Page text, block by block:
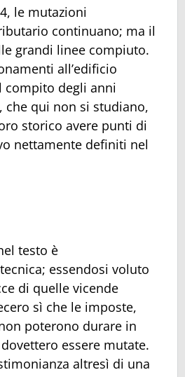
le mutazioni
continuano; ma il
grandi linee compiuto.
all’edificio
compito degli anni
che qui non si studiano,
storico avere punti di
nettamente definiti nel
testo è
essendosi voluto
di quelle vicende
sì che le imposte,
poterono durare in
essere mutate.
altresì di una